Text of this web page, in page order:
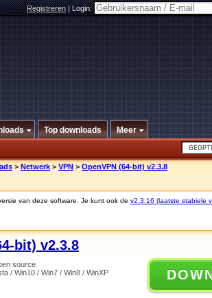
Registreren|Login:
Top downloads Meer
> Netwerk > VPN > OpenVPN (64-bit) v2.3.8
van deze software. Je kunt ook de v2.3.16 (laatste stabiele
bit) v2.3.8
source
/ Win10 / Win7 / Win8 / WinXP